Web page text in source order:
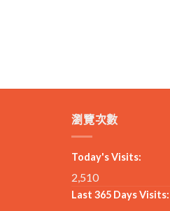
瀏覽次數
Today's Visits:
2,510
Last 365 Days Visits: